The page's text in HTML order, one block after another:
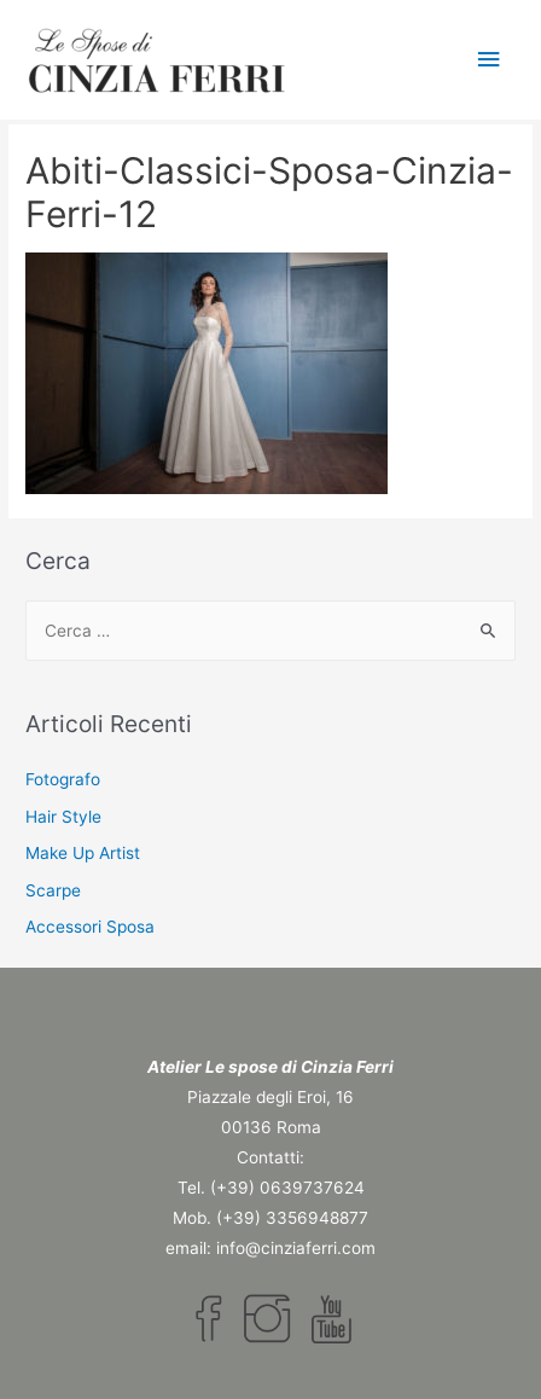
Abiti-Classici-Sposa-Cinzia-
Ferri-12
Cerca
c
:
Articoli Recenti
Fotografo
Hair Style
Make Up Artist
Scarpe
Accessori Sposa
Atelier Le spose di Cinzia Ferri
Piazzale degli Eroi, 16
00136 Roma
Contatti:
Tel. (+39) 0639737624
Mob. (+39) 3356948877
email: info@cinziaferri.com